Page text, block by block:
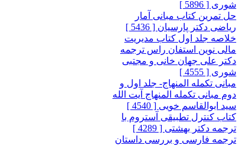
شوری [ 5896 ]
حل تمرین کتاب مبانی آمار
ریاضی دکتر پارسیان [ 5436 ]
خلاصه جلد اول کتاب مدیریت
مالی نوین استفان راس ترجمه
دکتر علی جهان خانی و مجتبی
شوری [ 4555 ]
مبانی تکمله المنهاج- جلد اول و
دوم مبانی تکمله المنهاج آیت الله
سید ابوالقاسم خویی [ 4540 ]
کتاب کنترل تطبیقی آستروم با
ترجمه دکتر بهشتی [ 4289 ]
ترجمه فارسی و بررسی داستان